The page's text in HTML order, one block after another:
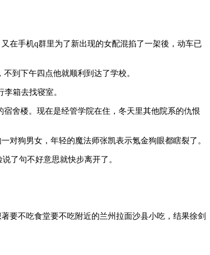
在手机q群里为了新出现的女配混掐了一架後，动车已
到下午四点他就顺利到达了学校。
箱去找寝室。
舍楼。现在是经管学院在住，冬天里其他院系的仇恨
对狗男女，年轻的魔法师张凯表示氪金狗眼都瞎裂了。
了句不好意思就快步离开了。
要不吃食堂要不吃附近的兰州拉面沙县小吃，结果徐剑